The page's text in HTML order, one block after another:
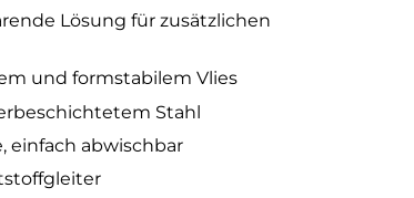
Lösung für zusätzlichen
und formstabilem Vlies
Stahl
einfach abwischbar